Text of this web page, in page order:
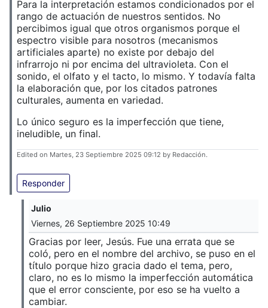
Para la interpretación estamos condicionados por el
rango de actuación de nuestros sentidos. No
percibimos igual que otros organismos porque el
espectro visible para nosotros (mecanismos
artificiales aparte) no existe por debajo del
infrarrojo ni por encima del ultravioleta. Con el
sonido, el olfato y el tacto, lo mismo. Y todavía falta
la elaboración que, por los citados patrones
culturales, aumenta en variedad.
Lo único seguro es la imperfección que tiene,
ineludible, un final.
Edited on Martes, 23 Septiembre 2025 09:12 by Redacción.
Responder
Julio
Viernes, 26 Septiembre 2025 10:49
Gracias por leer, Jesús. Fue una errata que se
coló, pero en el nombre del archivo, se puso en el
título porque hizo gracia dado el tema, pero,
claro, no es lo mismo la imperfección automática
que el error consciente, por eso se ha vuelto a
cambiar.